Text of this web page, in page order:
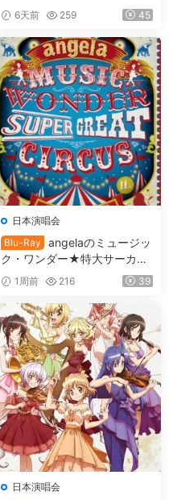
NA [BDMV 90.9GB]
6天前 259 45
日本演唱会
Blu-Ray
angelaのミュージッ
ク・ワンダー★特大サーカス
in 日本武道館 ～僕等は目指し
たShangri-La～ 2017 [BDMV
2BD 78.1GB]
1周前 216 39
日本演唱会